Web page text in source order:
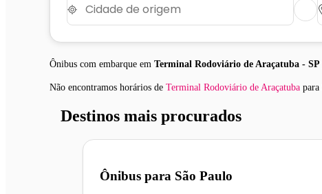
Ônibus com embarque em Terminal Rodoviário de Araçatuba - SP
Não encontramos horários de Terminal Rodoviário de Araçatuba para
Destinos mais procurados
Ônibus para São Paulo